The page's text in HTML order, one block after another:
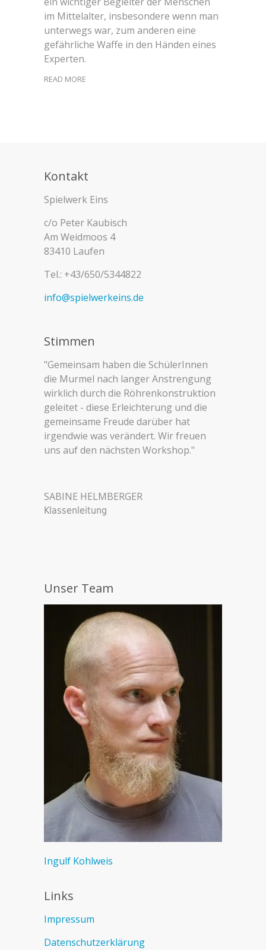
im Mittelalter, insbesondere wenn man
unterwegs war, zum anderen eine
gefährliche Waffe in den Händen eines
Experten.
READ MORE
Kontakt
Spielwerk Eins
c/o Peter Kaubisch
Am Weidmoos 4
83410 Laufen
Tel.: +43/650/5344822
info@spielwerkeins.de
Stimmen
"Gemeinsam haben die SchülerInnen
die Murmel nach langer Anstrengung
wirklich durch die Röhrenkonstruktion
geleitet - diese Erleichterung und die
gemeinsame Freude darüber hat
irgendwie was verändert. Wir freuen
uns auf den nächsten Workshop."
SABINE HELMBERGER
Klassenleitung
Unser Team
Ingulf Kohlweis
Links
Impressum
Datenschutzerklärung